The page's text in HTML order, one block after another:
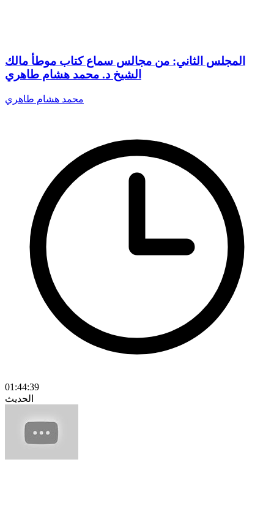
المجلس الثاني: من مجالس سماع كتاب موطأ مالك
الشيخ د. محمد هشام طاهري
محمد هشام طاهري
01:44:39
الحديث